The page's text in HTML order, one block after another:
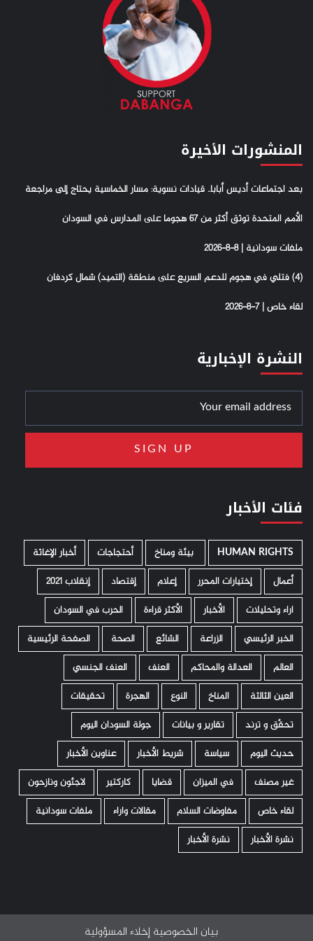
المنشورات الأخيرة
بعد اجتماعات أديس أبابا.. قيادات نسوية: مسار الخماسية يحتاج إلى مراجعة
الأمم المتحدة توثق أكثر من 67 هجوما على المدارس في السودان
ملفات سودانية | 8-8-2026
(4) فتلي في هجوم للدعم السريع على منطقة (التميد) شمال كردفان
لقاء خاص | 7-8-2026
النشرة الإخبارية
فئات الأخبار
HUMAN RIGHTS ­ بيئة ومناخ أحتجاجات
أخبار الإغاثة
أعمال
إختيارات المحرر إعلام إقتصاد
إنقلاب 2021
اراء وتحليلات
الأخبار الأكثر قراءة
الحرب في السودان
الخبر الرئيسي
الزراعة الشائع الصحة
الصفحة الرئيسية
العالم
العدالة والمحاكم العنف
العنف الجنسي
العين الثالثة
المناخ النوع الهجرة
تحقيقات
تحقّق و ترند
تقارير و بيانات
جولة السودان اليوم
حديث اليوم
سياسة شريط الأخبار
عناوين الأخبار
غير مصنف
في الميزان قضايا كاركتير
لاجئون ونازحون
لقاء خاص
مفاوضات السلام مقالات واراء
ملفات سودانية
نشرة الأخبار
نشرة الأخبار
بيان الخصوصية إخلاء المسؤولية